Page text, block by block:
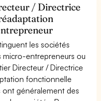
/ Directrice
les sociétés
micro-entrepreneurs ou
Directeur / Directrice
fonctionnelle
généralement des